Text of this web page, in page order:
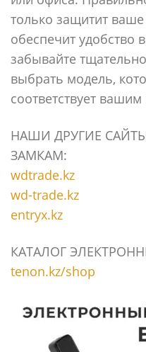
только защитит
обеспечит удобство
забывайте
выбрать модель,
соответствует
НАШИ ДРУГИЕ
ЗАМКАМ:
wdtrade.kz
wd-trade.kz
entryx.kz
КАТАЛОГ
tenon.kz/shop